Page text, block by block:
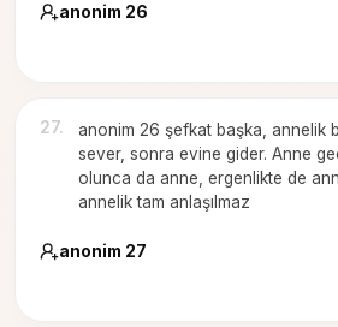
anonim 26
27.
anonim 26 şefkat başka, annelik
sever, sonra evine gider. Anne
olunca da anne, ergenlikte de
annelik tam anlaşılmaz
anonim 27